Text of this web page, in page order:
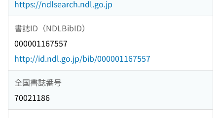
https://ndlsearch.ndl.go.jp
書誌ID（NDLBibID）
000001167557
http://id.ndl.go.jp/bib/000001167557
全国書誌番号
70021186